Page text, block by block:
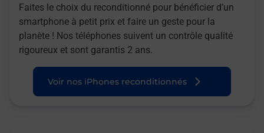
Faites le choix du reconditionné pour bénéficier d’un
smartphone à petit prix et faire un geste pour la
planète ! Nos téléphones suivent un contrôle qualité
rigoureux et sont garantis 2 ans.
Voir nos iPhones reconditionnés